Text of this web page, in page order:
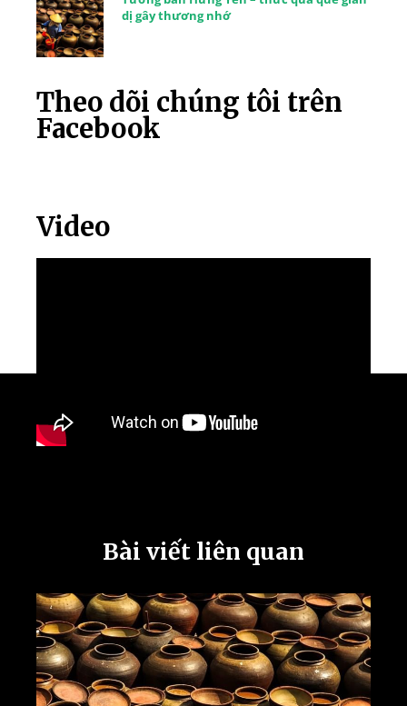
dị gây thương nhớ
Theo dõi chúng tôi trên
Facebook
Video
Bài viết liên quan